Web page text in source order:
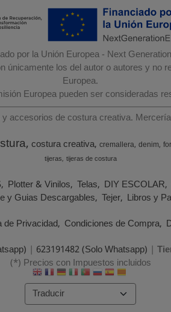
por la Unión Europea - Next
los del autor o autores y no
Europea.
Europea pueden ser consideradas
accesorios de costura creativa.
costura creativa cremallera denim
tijeras tijeras de costura
Plotter & Vinilos Telas DIY ESCOLAR
y Guias Descargables Tejer Libros y
de Privacidad Condiciones de Compra
| 623191482 (Solo Whatsapp) |
(*) Precios con Impuestos incluidos